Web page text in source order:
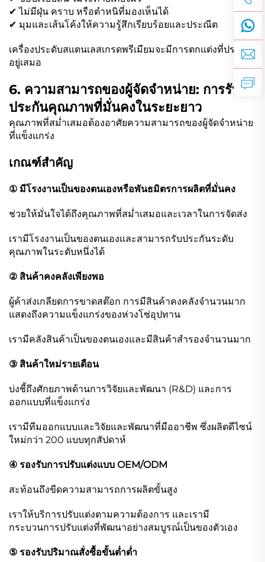
✔ ไม่มีฝุ่น คราบ หรือตำหนิที่มองเห็นได้
✔ มุมและเส้นโค้งให้ความรู้สึกเรียบร้อยและประณีต
เครื่องประดับสแตนเลสเกรดพรีเมียมจะมีการตกแต่งที่ประณีต
อยู่เสมอ
6. ความสามารถของผู้จัดจำหน่าย: การรับ
ประกันคุณภาพที่มั่นคงในระยะยาว
คุณภาพที่สม่ำเสมอต้องอาศัยความสามารถของผู้จัดจำหน่าย
ที่แข็งแกร่ง
เกณฑ์สำคัญ
① มีโรงงานเป็นของตนเองหรือพันธมิตรการผลิตที่มั่นคง
ช่วยให้มั่นใจได้ถึงคุณภาพที่สม่ำเสมอและเวลาในการจัดส่ง
เรามีโรงงานเป็นของตนเองและสามารถรับประกันระดับ
คุณภาพในระดับหนึ่งได้
② สินค้าคงคลังเพียงพอ
ผู้ค้าส่งเกลียดการขาดสต๊อก การมีสินค้าคงคลังจำนวนมาก
แสดงถึงความแข็งแกร่งของห่วงโซ่อุปทาน
เรามีคลังสินค้าเป็นของตนเองและมีสินค้าสำรองจำนวนมาก
③ สินค้าใหม่รายเดือน
บ่งชี้ถึงศักยภาพด้านการวิจัยและพัฒนา (R&D) และการ
ออกแบบที่แข็งแกร่ง
เรามีทีมออกแบบและวิจัยและพัฒนาที่มืออาชีพ ซึ่งผลิตดีไซน์
ใหม่กว่า 200 แบบทุกสัปดาห์
④ รองรับการปรับแต่งแบบ OEM/ODM
สะท้อนถึงขีดความสามารถการผลิตขั้นสูง
เราให้บริการปรับแต่งตามความต้องการ และเรามี
กระบวนการปรับแต่งที่พัฒนาอย่างสมบูรณ์เป็นของตัวเอง
⑤ รองรับปริมาณสั่งซื้อขั้นต่ำต่ำ